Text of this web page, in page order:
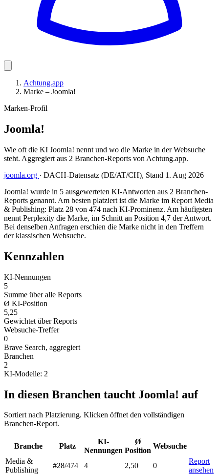
Achtung.app
Marke – Joomla!
Marken-Profil
Joomla!
Wie oft die KI Joomla! nennt und wo die Marke in der Websuche
steht. Aggregiert aus 2 Branchen-Reports von Achtung.app.
joomla.org · DACH-Datensatz (DE/AT/CH), Stand 1. Aug 2026
Joomla! wurde in 5 ausgewerteten KI-Antworten aus 2 Branchen-
Reports genannt. Am besten platziert ist die Marke im Report Media
& Publishing: Platz 28 von 474 nach KI-Prominenz. Am häufigsten
nennt Perplexity die Marke, im Schnitt an Position 4,7 der Antwort.
Bei denselben Anfragen erschien die Marke nicht in den Treffern
der klassischen Websuche.
Kennzahlen
KI-Nennungen
5
Summe über alle Reports
Ø KI-Position
5,25
Gewichtet über Reports
Websuche-Treffer
0
Brave Search, aggregiert
Branchen
2
KI-Modelle: 2
In diesen Branchen taucht Joomla! auf
Sortiert nach Platzierung. Klicken öffnet den vollständigen
Branchen-Report.
Branche Platz
KI-
Nennungen
Ø
Position
Websuche
Media &
Publishing
#28/474 4 2,50 0
Report
ansehen